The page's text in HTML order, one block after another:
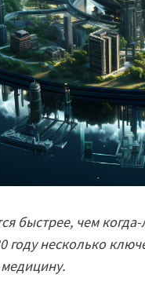
быстрее, чем
году несколько